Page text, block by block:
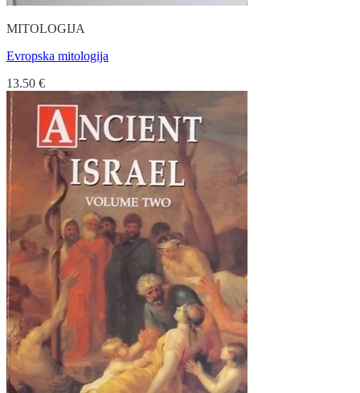
MITOLOGIJA
Evropska mitologija
13.50 €